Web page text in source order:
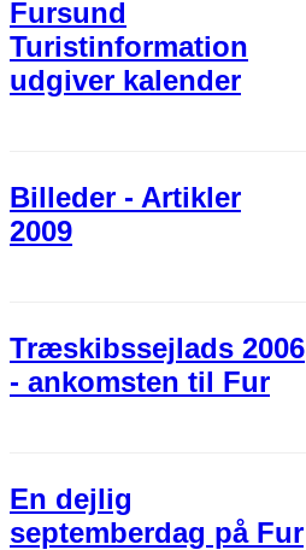
Fursund
Turistinformation
udgiver kalender
Billeder - Artikler
2009
Træskibssejlads 2006
- ankomsten til Fur
En dejlig
septemberdag på Fur